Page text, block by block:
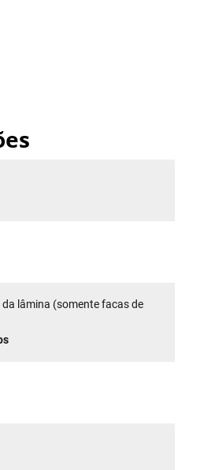
lâmina (somente facas de